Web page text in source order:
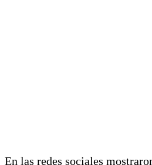
En las redes sociales